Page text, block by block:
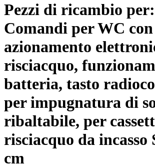
Pezzi di ricambio per:
Comandi per WC con
azionamento
risciacquo,
batteria, tasto
per impugnatura di
ribaltabile, per
risciacquo da incasso
cm